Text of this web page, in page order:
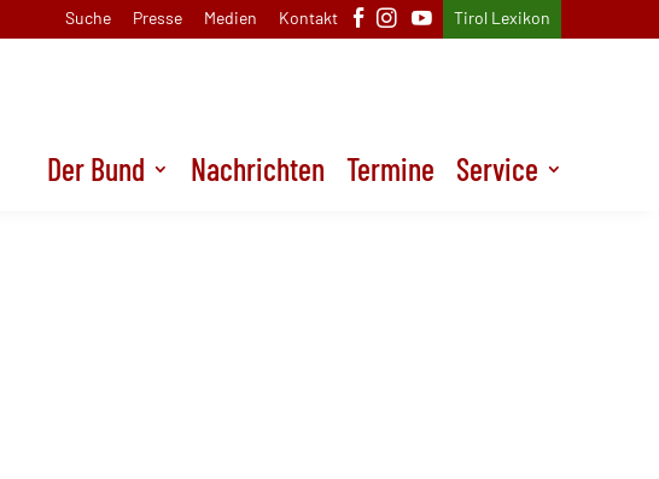
Suche Presse Medien Kontakt Tirol Lexikon
Der Bund Nachrichten Termine Service